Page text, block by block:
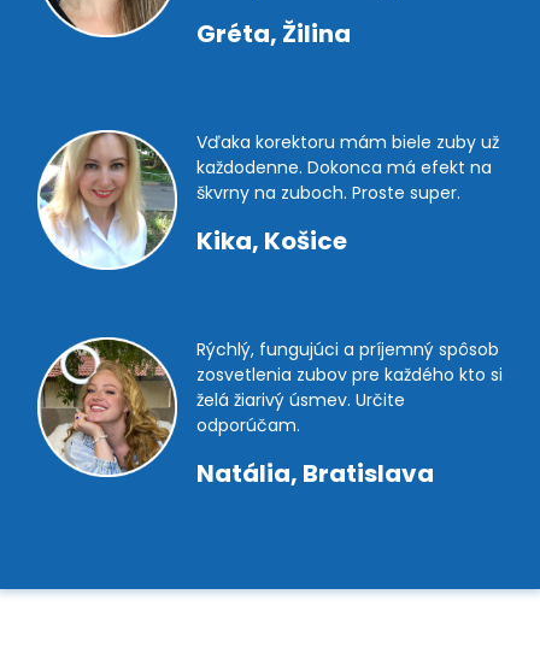
Gréta, Žilina
Vďaka korektoru mám biele zuby už
každodenne. Dokonca má efekt na
škvrny na zuboch. Proste super.
Kika, Košice
Rýchlý, fungujúci a príjemný spôsob
zosvetlenia zubov pre každého kto si
želá žiarivý úsmev. Určite
odporúčam.
Natália, Bratislava